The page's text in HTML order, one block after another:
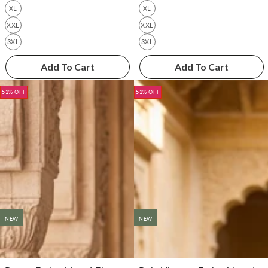
XL
XXL
3XL
Add To Cart
XL
XXL
3XL
Add To Cart
NEW
51% OFF
NEW
51% OFF